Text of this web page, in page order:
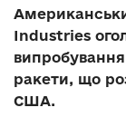
Industries
випробування
ракети, що
США.